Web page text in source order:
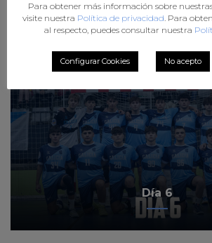
Día 6
Para obtener más información sobre
visite nuestra Política de privacidad. Para
al respecto, puedes consultar nuestra
Configurar Cookies No acepto